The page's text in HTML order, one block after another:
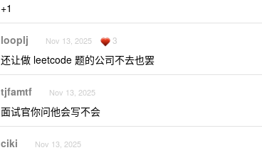
+1
looplj Nov 13, 2025 3
还让做 leetcode 题的公司不去也罢
tjfamtf Nov 13, 2025
面试官你问他会写不会
ciki Nov 13, 2025